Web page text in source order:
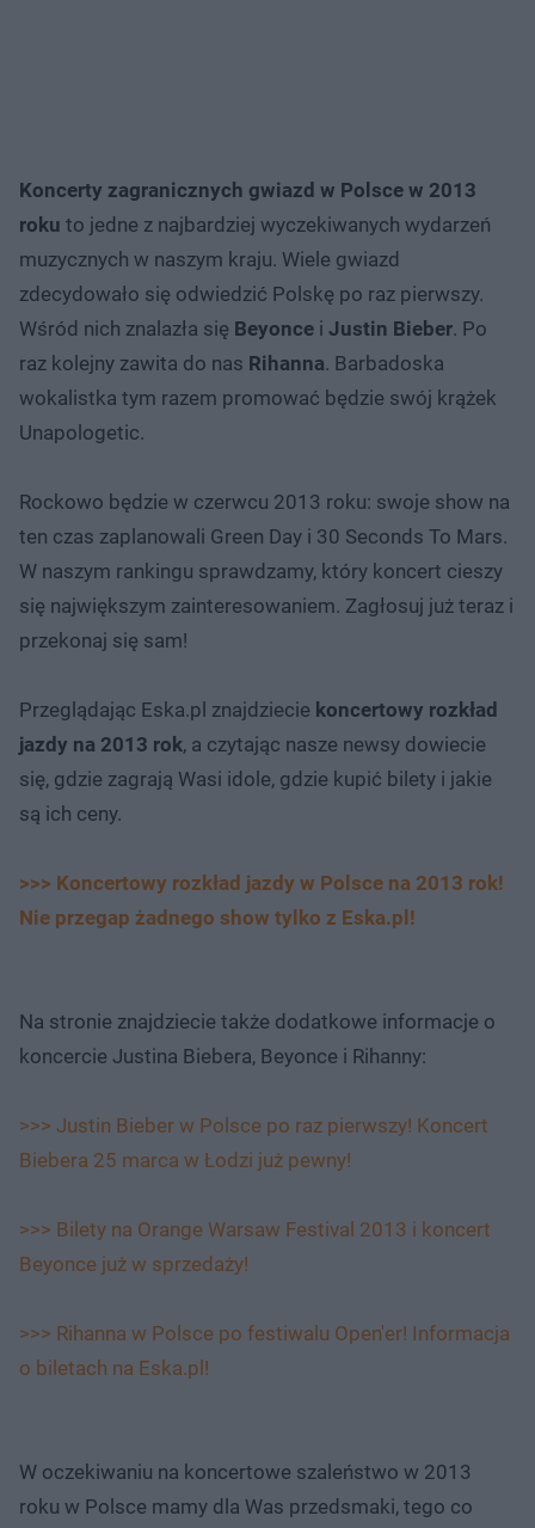
Koncerty zagranicznych gwiazd w Polsce w 2013
roku to jedne z najbardziej wyczekiwanych wydarzeń
muzycznych w naszym kraju. Wiele gwiazd
zdecydowało się odwiedzić Polskę po raz pierwszy.
Wśród nich znalazła się Beyonce i Justin Bieber. Po
raz kolejny zawita do nas Rihanna. Barbadoska
wokalistka tym razem promować będzie swój krążek
Unapologetic.
Rockowo będzie w czerwcu 2013 roku: swoje show na
ten czas zaplanowali Green Day i 30 Seconds To Mars.
W naszym rankingu sprawdzamy, który koncert cieszy
się największym zainteresowaniem. Zagłosuj już teraz i
przekonaj się sam!
Przeglądając Eska.pl znajdziecie koncertowy rozkład
jazdy na 2013 rok, a czytając nasze newsy dowiecie
się, gdzie zagrają Wasi idole, gdzie kupić bilety i jakie
są ich ceny.
>>> Koncertowy rozkład jazdy w Polsce na 2013 rok!
Nie przegap żadnego show tylko z Eska.pl!
Na stronie znajdziecie także dodatkowe informacje o
koncercie Justina Biebera, Beyonce i Rihanny:
>>> Justin Bieber w Polsce po raz pierwszy! Koncert
Biebera 25 marca w Łodzi już pewny!
>>> Bilety na Orange Warsaw Festival 2013 i koncert
Beyonce już w sprzedaży!
>>> Rihanna w Polsce po festiwalu Open'er! Informacja
o biletach na Eska.pl!
W oczekiwaniu na koncertowe szaleństwo w 2013
roku w Polsce mamy dla Was przedsmaki, tego co